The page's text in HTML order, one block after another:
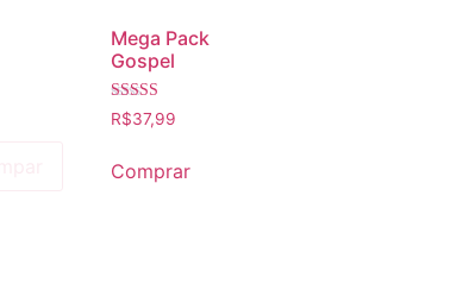
Mega Pack
Gospel
Avaliação
4.71
R$37,99
Comprar